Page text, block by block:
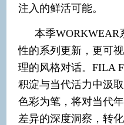
注入的鲜活可能。
本季WORKWEAR
性的系列更新，更可
理的风格对话。FILA
积淀与当代活力中汲
色彩为笔，将对当代
差异的深度洞察，转